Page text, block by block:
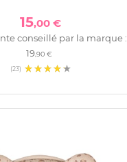
15,00 €
conseillé par la marque :
19,90 €
(23)